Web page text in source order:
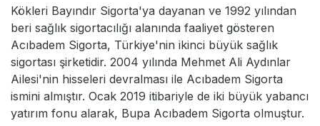
Kökleri Bayındır Sigorta'ya dayanan ve 1992 yılından
beri sağlık sigortacılığı alanında faaliyet gösteren
Acıbadem Sigorta, Türkiye'nin ikinci büyük sağlık
sigortası şirketidir. 2004 yılında Mehmet Ali Aydınlar
Ailesi'nin hisseleri devralması ile Acıbadem Sigorta
ismini almıştır. Ocak 2019 itibariyle de iki büyük yabancı
yatırım fonu alarak, Bupa Acıbadem Sigorta olmuştur.